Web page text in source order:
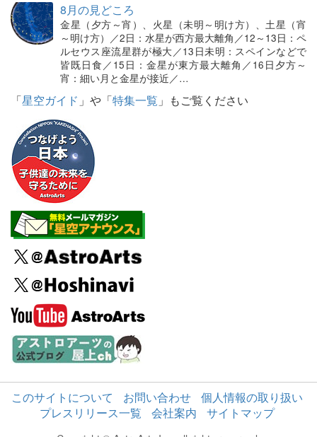
8月の見どころ
金星（夕方～宵）、火星（未明～明け方）、土星（宵
～明け方）／2日：水星が西方最大離角／12～13日：ペ
ルセウス座流星群が極大／13日未明：スペインなどで
皆既日食／15日：金星が東方最大離角／16日夕方～
宵：細い月と金星が接近／…
「星空ガイド 」や「特集一覧 」もご覧ください
このサイトについて お問い合わせ
個人情報の取り扱い
プレスリリース一覧
会社案内 サイトマップ